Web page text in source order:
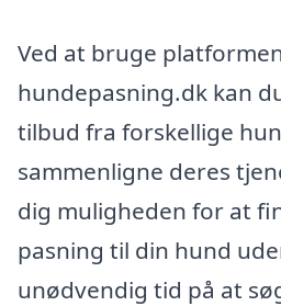
Ved at bruge
hundepasning.dk kan
tilbud fra forskellige
sammenligne deres
dig muligheden for at
pasning til din hund
unødvendig tid på at